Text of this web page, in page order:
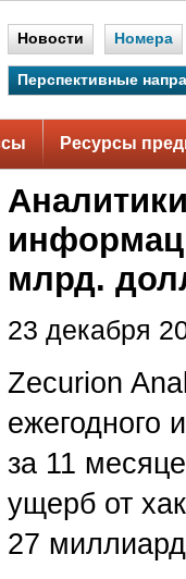
Новости Номера
Перспективные
Ресурсы
млрд.
23 декабря
Zecurion
ежегодного
за 11
ущерб от
27